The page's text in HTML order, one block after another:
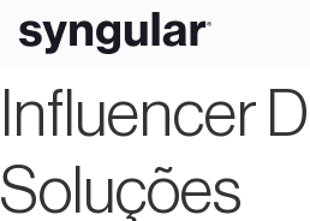
Influencer
Soluções